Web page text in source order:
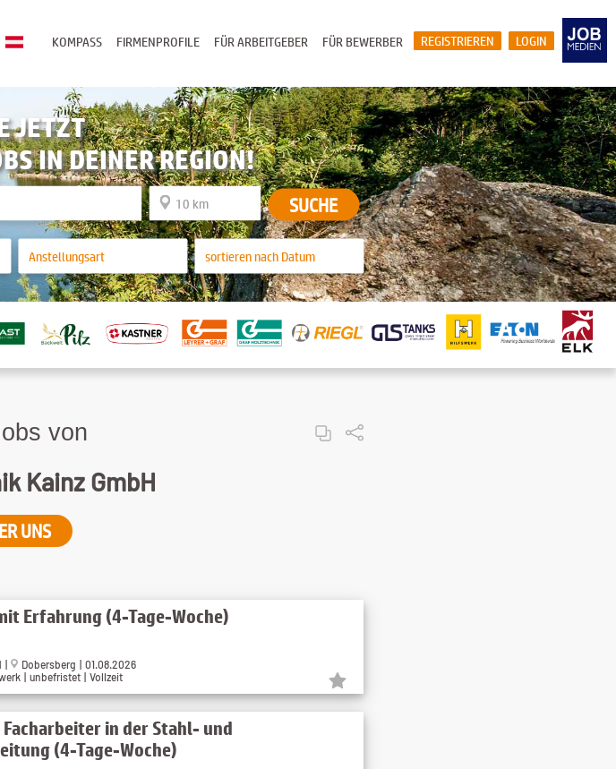
LOGIN
REGISTRIEREN
FÜR BEWERBER
FÜR ARBEITGEBER
FIRMENPROFILE
KOMPASS
JETZT
IN DEINER REGION!
SUCHE
von
Kainz GmbH
UNS
Erfahrung (4-Tage-Woche)
|
Dobersberg | 01.08.2026
| unbefristet | Vollzeit
in der Stahl- und
(4-Tage-Woche)